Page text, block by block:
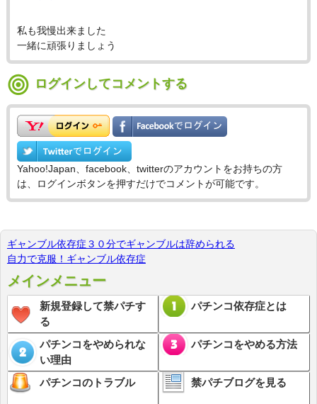
私も我慢出来ました
一緒に頑張りましょう
ログインしてコメントする
Yahoo!Japan、facebook、twitterのアカウントをお持ちの方
は、ログインボタンを押すだけでコメントが可能です。
ギャンブル依存症３０分でギャンブルは辞められる
自力で克服！ギャンブル依存症
メインメニュー
新規登録して禁パチす
る
パチンコ依存症とは
パチンコをやめられな
い理由
パチンコをやめる方法
パチンコのトラブル 禁パチブログを見る